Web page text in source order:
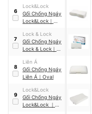
6
Lock&Lock
Gối Chống Ngáy
Lock&Lock ｜
7
Lock & Lock
Gối Chống Ngáy
Lock & Lock ｜
8
Liên Á
Gối Chống Ngáy
Liên Á ｜ Oval
9
Lock&Lock
Gối Chống Ngáy
Lock&Lock ｜